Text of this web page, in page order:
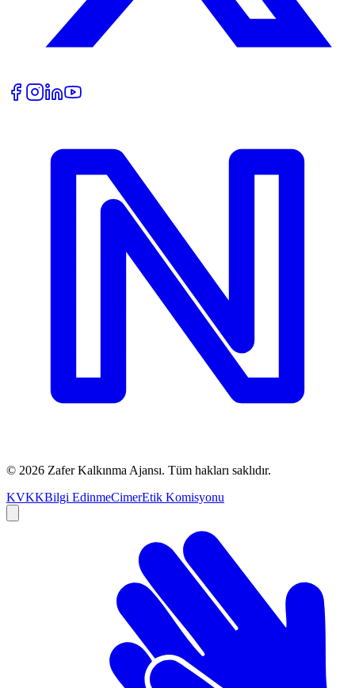
© 2026 Zafer Kalkınma Ajansı. Tüm hakları saklıdır.
KVKKBilgi EdinmeCimerEtik Komisyonu